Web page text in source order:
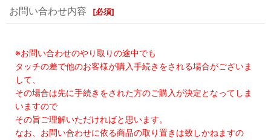
お問い合わせ内容 [必須]
※お問い合わせのやり取りの途中でも
タッチの差で他のお客様が購入手続きをされる場合がございま
して、
その場合は先に手続きをされた方のご購入が決定となってしま
いますので
その旨ご理解いただければと思います。
なお、お問い合わせに依る商品の取り置きは致しかねますの